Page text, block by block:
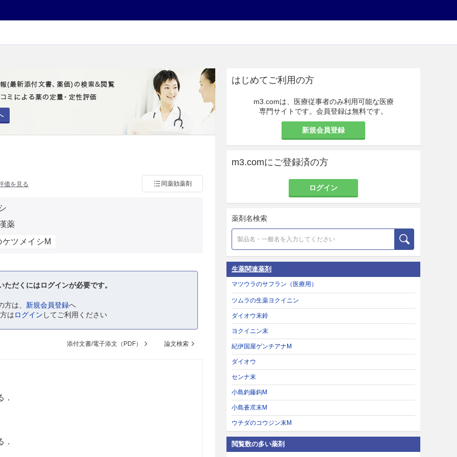
価を見る 同薬効薬剤
薬
ツメイシM
だくにはログインが必要です。
は、 新規会員登録へ
はログイン してご利用ください
添付文書/電子添文（PDF） 論文検索
はじめてご利用の方
m3.comは、医療従事者のみ利用可能な医療
専門サイトです。会員登録は無料です。
新規会員登録
m3.comにご登録済の方
ログイン
薬剤名検索
生薬関連薬剤
マツウラのサフラン（医療用）
ツムラの生薬ヨクイニン
ダイオウ末鈴
ヨクイニン末
紀伊国屋ゲンチアナM
ダイオウ
センナ末
小島釣藤鈎M
小島蒼朮末M
ウチダのコウジン末M
閲覧数の多い薬剤